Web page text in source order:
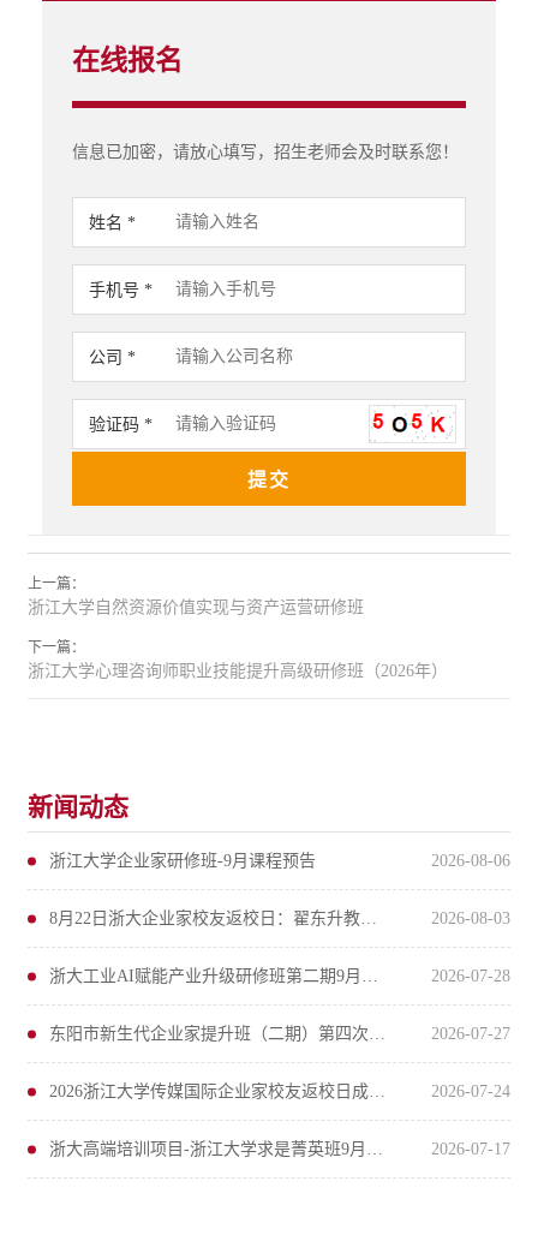
在线报名
信息已加密，请放心填写，招生老师会及时联系您！
姓名 *
手机号 *
公司 *
验证码 *
上一篇：
浙江大学自然资源价值实现与资产运营研修班
下一篇：
浙江大学心理咨询师职业技能提升高级研修班（2026年）
新闻动态
2026-08-06
浙江大学企业家研修班-9月课程预告
2026-08-03
8月22日浙大企业家校友返校日：翟东升教授把脉2026下半年经济走势
2026-07-28
浙大工业AI赋能产业升级研修班第二期9月开启
2026-07-27
东阳市新生代企业家提升班（二期）第四次课程杭州举行
2026-07-24
2026浙江大学传媒国际企业家校友返校日成功举办
2026-07-17
浙大高端培训项目-浙江大学求是菁英班9月12日开班